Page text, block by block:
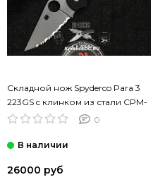
Складной нож Spyderco Para 3
223GS c клинком из стали CPM-
S45VN, рукоять G10 0
26000 руб